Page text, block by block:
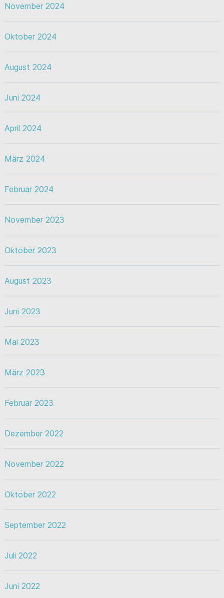
November 2024
Oktober 2024
August 2024
Juni 2024
April 2024
März 2024
Februar 2024
November 2023
Oktober 2023
August 2023
Juni 2023
Mai 2023
März 2023
Februar 2023
Dezember 2022
November 2022
Oktober 2022
September 2022
Juli 2022
Juni 2022